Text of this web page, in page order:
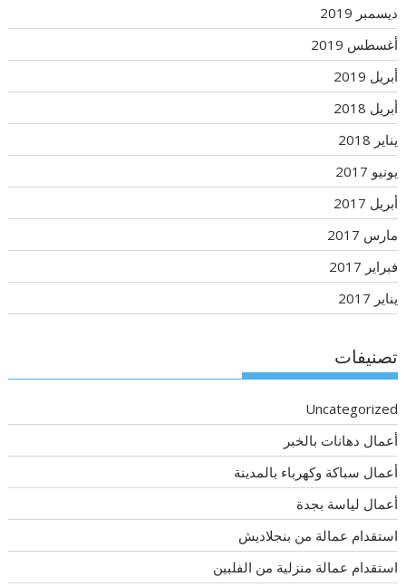
ديسمبر 2019
أغسطس 2019
أبريل 2019
أبريل 2018
يناير 2018
يونيو 2017
أبريل 2017
مارس 2017
فبراير 2017
يناير 2017
تصنيفات
Uncategorized
أعمال دهانات بالخبر
أعمال سباكة وكهرباء بالمدينة
أعمال لياسة بجدة
استقدام عمالة من بنجلاديش
استقدام عمالة منزلية من الفلبين